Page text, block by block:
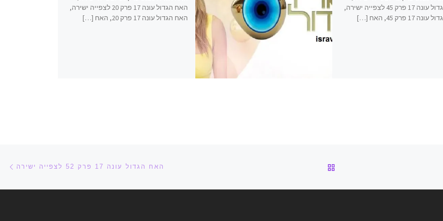
האח הגדול עונה 17 פרק 20 לצפייה ישירה,
האח הגדול עונה 17 פרק 20, האח […]
האח הגדול עונה 17 פרק 45 לצפייה ישירה,
17 פרק 45, האח […]
חזרה לרשימת הפוסטים האח הגדול עונה 17 פרק 52 לצפייה ישירה